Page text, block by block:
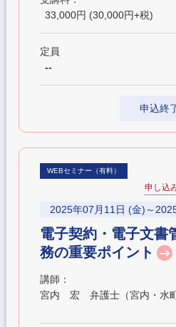
33,000円 (30,000円+税)
定員
--
申込終
WEBセミナー（有料）
申し込
2025年07月11日 (金)～
電子契約・電子文書
務の重要ポイント
講師：
宮内 宏 弁護士（宮内・水町